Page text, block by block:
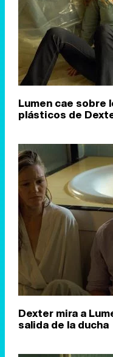
Lumen cae sobre
plásticos de
Dexter mira a
salida de la ducha